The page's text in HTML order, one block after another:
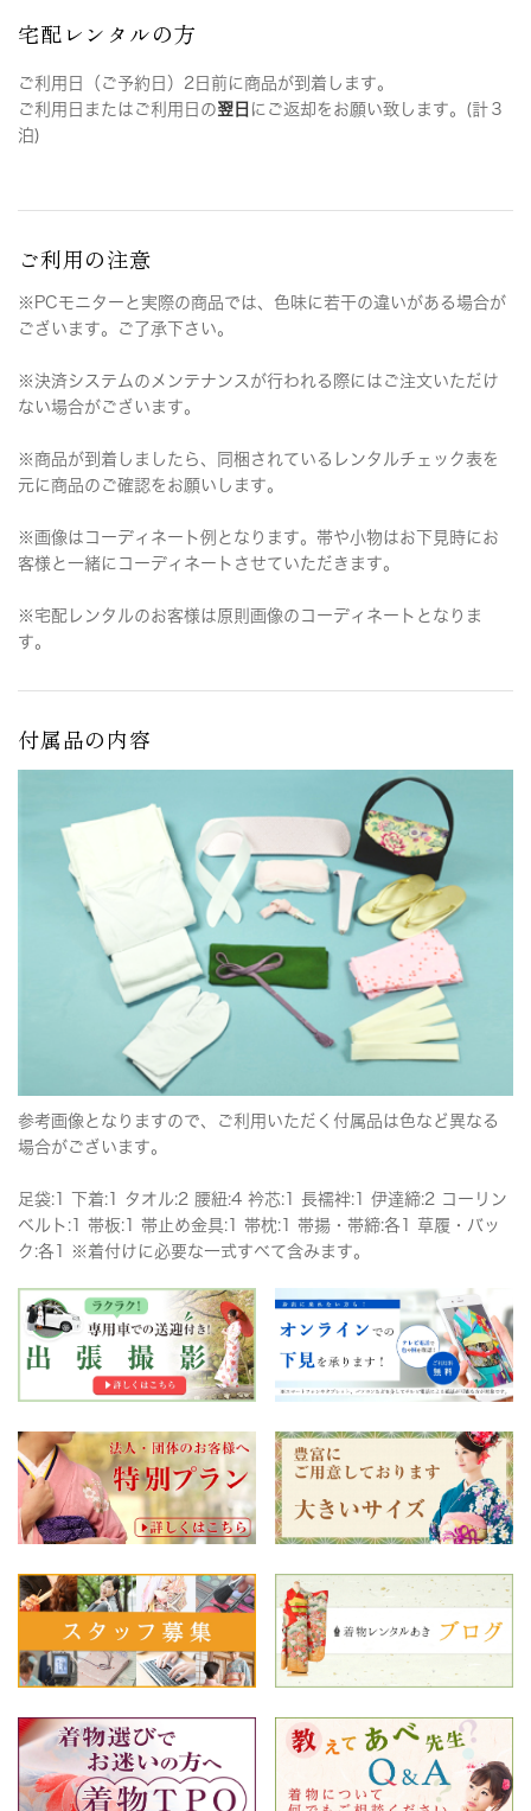
宅配レンタルの方
ご利用日（ご予約日）2日前に商品が到着します。
ご利用日またはご利用日の翌日 にご返却をお願い致します。(計３
泊)
ご利用の注意
※PCモニターと実際の商品では、色味に若干の違いがある場合が
ございます。ご了承下さい。
※決済システムのメンテナンスが行われる際にはご注文いただけ
ない場合がございます。
※商品が到着しましたら、同梱されているレンタルチェック表を
元に商品のご確認をお願いします。
※画像はコーディネート例となります。帯や小物はお下見時にお
客様と一緒にコーディネートさせていただきます。
※宅配レンタルのお客様は原則画像のコーディネートとなりま
す。
付属品の内容
参考画像となりますので、ご利用いただく付属品は色など異なる
場合がございます。
足袋:1 下着:1 タオル:2 腰紐:4 衿芯:1 長襦袢:1 伊達締:2 コーリン
ベルト:1 帯板:1 帯止め金具:1 帯枕:1 帯揚・帯締:各1 草履・バッ
ク:各1 ※着付けに必要な一式すべて含みます。